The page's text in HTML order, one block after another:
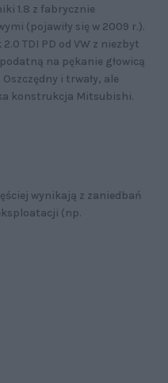
1.8 z fabrycznie
(pojawiły się w 2009 r.).
TDI PD od VW z niezbyt
na pękanie głowicą
i trwały, ale
konstrukcja Mitsubishi.
wynikają z zaniedbań
(np.